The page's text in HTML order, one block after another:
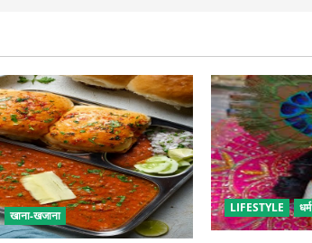
खाना-खजाना
LIFESTYLE धर्म